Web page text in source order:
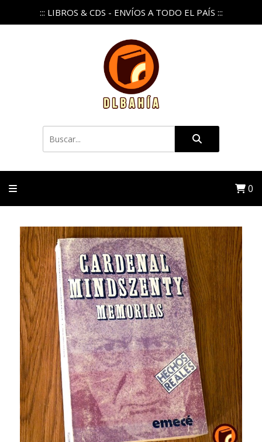
::: LIBROS & CDS - ENVÍOS A TODO EL PAÍS :::
0